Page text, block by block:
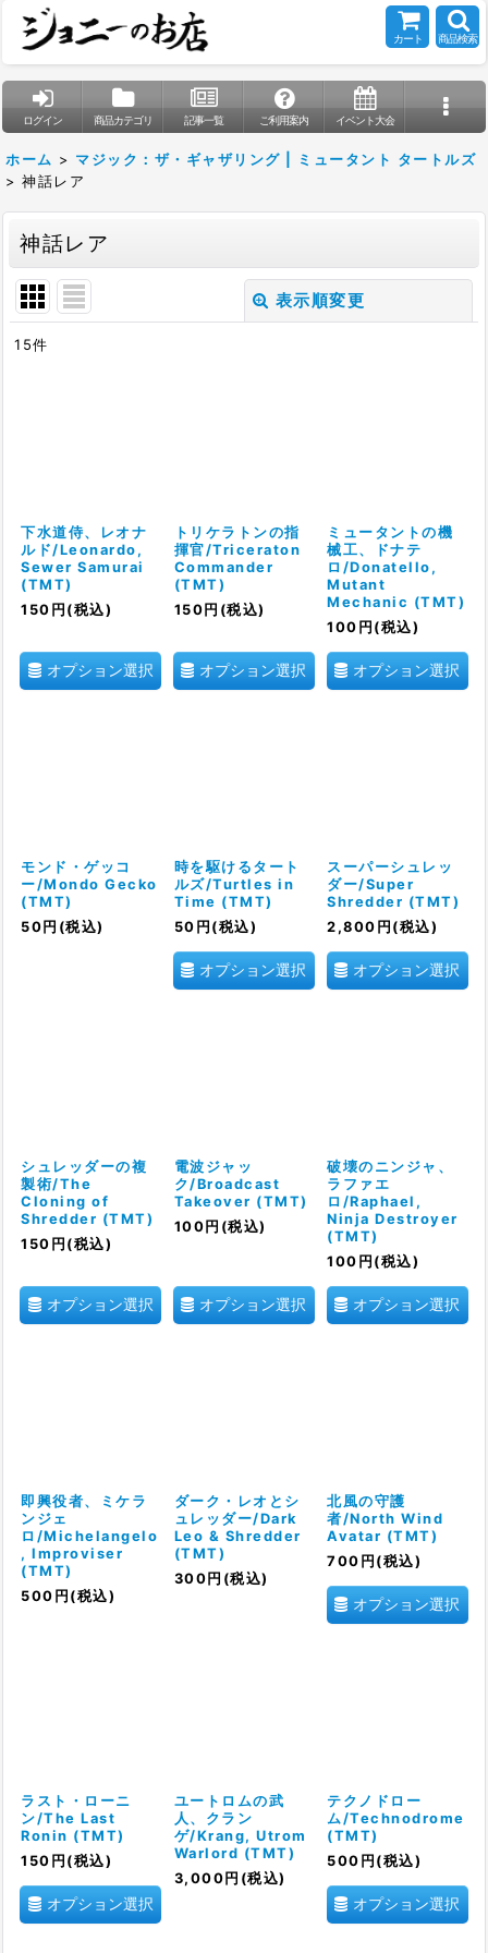
カート 商品検索
ログイン 商品カテゴリ 記事一覧 ご利用案内 イベント大会
ホーム > マジック：ザ・ギャザリング | ミュータント タートルズ
> 神話レア
神話レア
表示順変更
絞り込む
15件
下水道侍、レオナ
ルド/Leonardo,
Sewer Samurai
(TMT)
150 円 (税込)
オプション選択
トリケラトンの指
揮官/Triceraton
Commander
(TMT)
150 円 (税込)
オプション選択
ミュータントの機
械工、ドナテ
ロ/Donatello,
Mutant
Mechanic (TMT)
100 円 (税込)
オプション選択
モンド・ゲッコ
ー/Mondo Gecko
(TMT)
50 円 (税込)
時を駆けるタート
ルズ/Turtles in
Time (TMT)
50 円 (税込)
オプション選択
スーパーシュレッ
ダー/Super
Shredder (TMT)
2,800 円 (税込)
オプション選択
シュレッダーの複
製術/The
Cloning of
Shredder (TMT)
150 円 (税込)
オプション選択
電波ジャッ
ク/Broadcast
Takeover (TMT)
100 円 (税込)
オプション選択
破壊のニンジャ、
ラファエ
ロ/Raphael,
Ninja Destroyer
(TMT)
100 円 (税込)
オプション選択
即興役者、ミケラ
ンジェ
ロ/Michelangelo
, Improviser
(TMT)
500 円 (税込)
ダーク・レオとシ
ュレッダー/Dark
Leo & Shredder
(TMT)
300 円 (税込)
北風の守護
者/North Wind
Avatar (TMT)
700 円 (税込)
オプション選択
ラスト・ローニ
ン/The Last
Ronin (TMT)
150 円 (税込)
オプション選択
ユートロムの武
人、クラン
ゲ/Krang, Utrom
Warlord (TMT)
3,000 円 (税込)
テクノドロー
ム/Technodrome
(TMT)
500 円 (税込)
オプション選択